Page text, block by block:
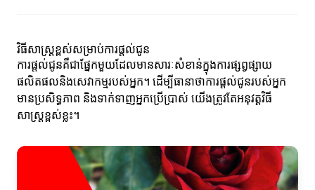
វិធីសាស្ត្រខ្ពស់សម្រាប់ការផ្តល់ជូន
ការផ្តល់ជូនគឺជាផ្នែកមួយដែលមានសារៈសំខាន់ក្នុងការផ្សព្វផ្សាយ
ផលិតផលនិងសេវាកម្មរបស់អ្នក។ ដើម្បីធានាថាការផ្តល់ជូនរបស់អ្នក
មានប្រសិទ្ធភាព និងទាក់ទាញអ្នកប្រើប្រាស់ យើងត្រូវតែអនុវត្តវិធី
សាស្ត្រខ្ពស់ខ្លះ។